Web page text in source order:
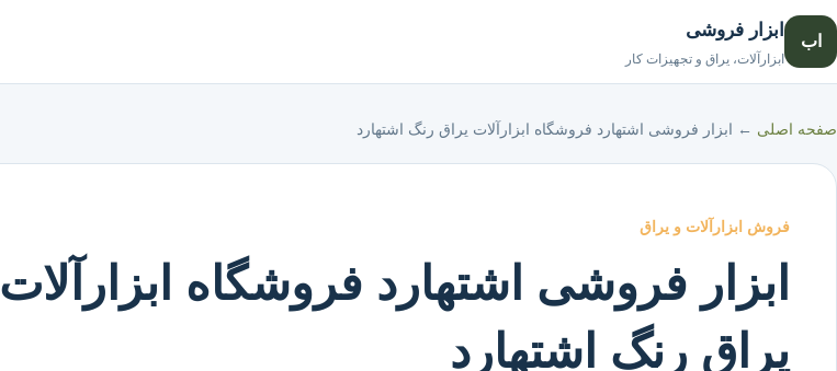
اب
ابزار فروشی
ابزارآلات، یراق و تجهیزات کار
صفحه اصلی ← ابزار فروشی اشتهارد فروشگاه ابزارآلات یراق رنگ اشتهارد
فروش ابزارآلات و یراق
ابزار فروشی اشتهارد فروشگاه ابزارآلات
یراق رنگ اشتهارد